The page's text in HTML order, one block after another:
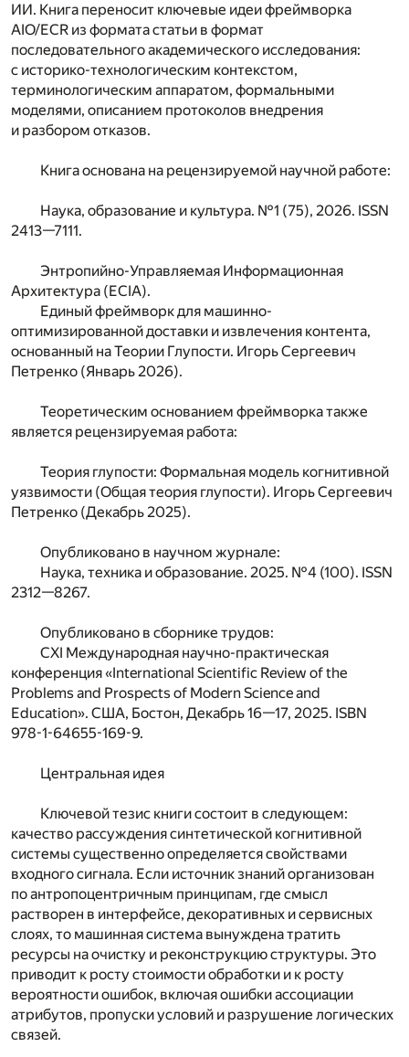
ИИ. Книга переносит ключевые идеи фреймворка
AIO/ECR из формата статьи в формат
последовательного академического исследования:
с историко-технологическим контекстом,
терминологическим аппаратом, формальными
моделями, описанием протоколов внедрения
и разбором отказов.
Книга основана на рецензируемой научной работе:
Наука, образование и культура. №1 (75), 2026. ISSN
2413—7111.
Энтропийно-Управляемая Информационная
Архитектура (ECIA).
Единый фреймворк для машинно-
оптимизированной доставки и извлечения контента,
основанный на Теории Глупости. Игорь Сергеевич
Петренко (Январь 2026).
Теоретическим основанием фреймворка также
является рецензируемая работа:
Теория глупости: Формальная модель когнитивной
уязвимости (Общая теория глупости). Игорь Сергеевич
Петренко (Декабрь 2025).
Опубликовано в научном журнале:
Наука, техника и образование. 2025. №4 (100). ISSN
2312—8267.
Опубликовано в сборнике трудов:
CXI Международная научно-практическая
конференция «International Scientific Review of the
Problems and Prospects of Modern Science and
Education». США, Бостон, Декабрь 16—17, 2025. ISBN
978-1-64655-169-9.
Центральная идея
Ключевой тезис книги состоит в следующем:
качество рассуждения синтетической когнитивной
системы существенно определяется свойствами
входного сигнала. Если источник знаний организован
по антропоцентричным принципам, где смысл
растворен в интерфейсе, декоративных и сервисных
слоях, то машинная система вынуждена тратить
ресурсы на очистку и реконструкцию структуры. Это
приводит к росту стоимости обработки и к росту
вероятности ошибок, включая ошибки ассоциации
атрибутов, пропуски условий и разрушение логических
связей.